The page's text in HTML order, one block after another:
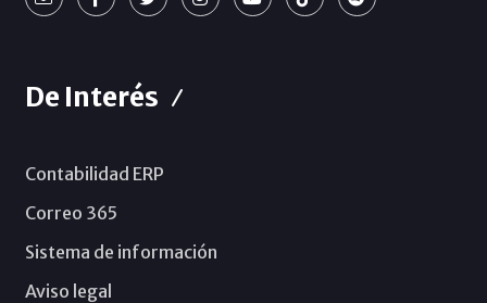
De Interés
Contabilidad ERP
Correo 365
Sistema de información
Aviso legal